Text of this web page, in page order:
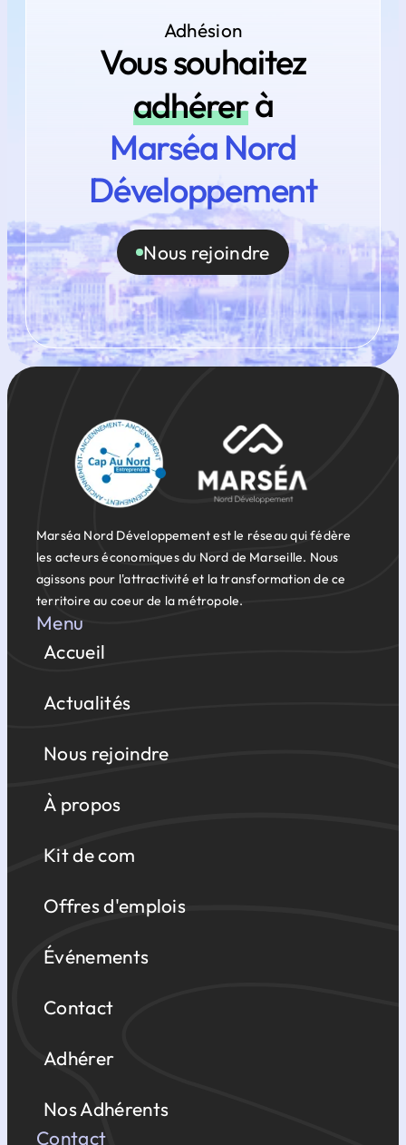
Adhésion
Vous souhaitez
adhérerà
Marséa Nord
Développement
Nous rejoindre
Marséa Nord Développement est le réseau qui fédère
les acteurs économiques du Nord de Marseille. Nous
agissons pour l'attractivité et la transformation de ce
territoire au coeur de la métropole.
Menu
Accueil
Actualités
Nous rejoindre
À propos
Kit de com
Offres d'emplois
Événements
Contact
Adhérer
Nos Adhérents
Contact